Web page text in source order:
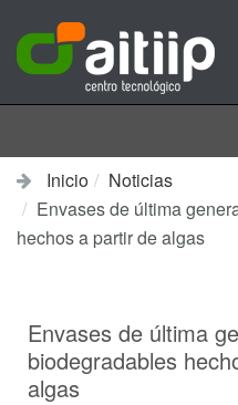
Inicio
Noticias
Envases de última
hechos a partir de algas
Envases de última
biodegradables
algas